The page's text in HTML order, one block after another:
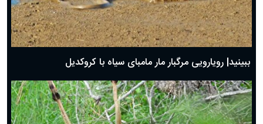
ببینید| رویارویی مرگبار مار مامبای سیاه با کروکدیل